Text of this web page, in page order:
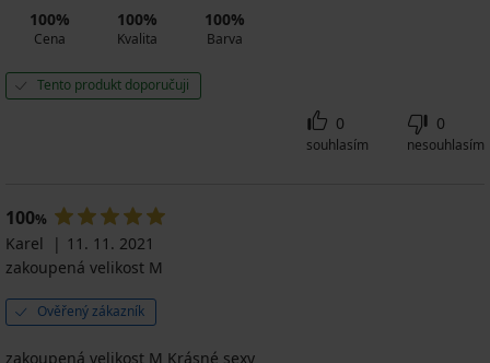
100%
Cena
100%
Kvalita
100%
Barva
Tento produkt doporučuji
0
souhlasím
0
nesouhlasím
100%
Karel
11. 11. 2021
zakoupená velikost M
Ověřený zákazník
zakoupená velikost M Krásné sexy